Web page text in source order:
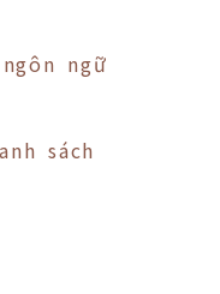
ngữ
sách